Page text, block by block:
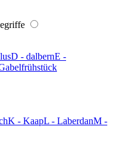
D - dalbernE -
K - KaapL - LaberdanM -